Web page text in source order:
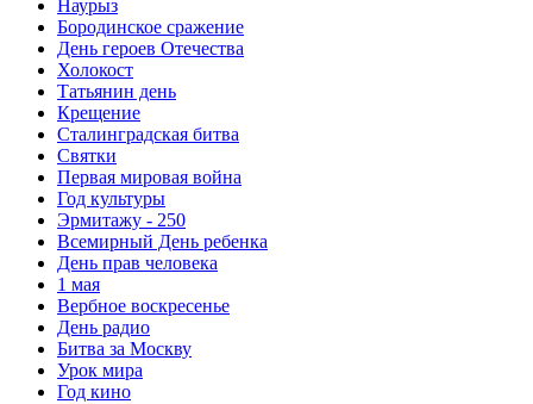
Наурыз
Бородинское сражение
День героев Отечества
Холокост
Татьянин день
Крещение
Сталинградская битва
Святки
Первая мировая война
Год культуры
Эрмитажу - 250
Всемирный День ребенка
День прав человека
1 мая
Вербное воскресенье
День радио
Битва за Москву
Урок мира
Год кино